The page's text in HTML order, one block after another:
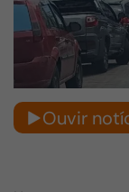
Ouvir